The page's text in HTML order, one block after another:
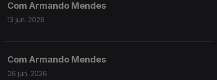
Com Armando Mendes
13 jun. 2026
Com Armando Mendes
06 jun. 2026